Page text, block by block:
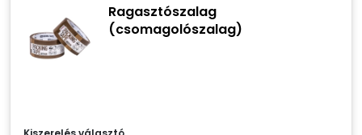
Ragasztószalag
(csomagolószalag)